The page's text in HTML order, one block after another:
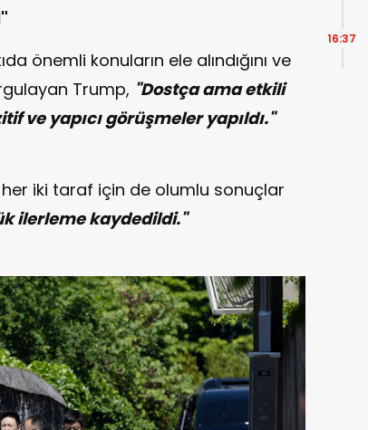
önemli konuların ele alındığını ve
Trump, "Dostça ama etkili
ve yapıcı görüşmeler yapıldı."
iki taraf için de olumlu sonuçlar
ilerleme kaydedildi."
16:37